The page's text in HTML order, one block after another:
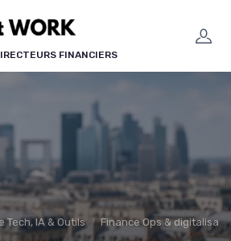
FINANCIERS
Tech, IA & Outils Finance Ops &
cookies